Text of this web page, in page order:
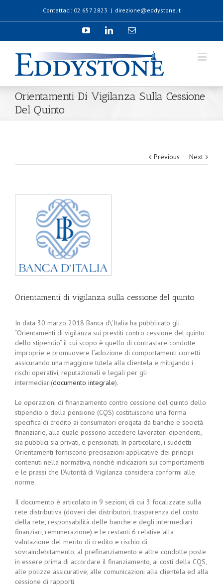
Contattaci: 02 657 2823 | direzione@eddystone.it
Orientamenti Di Vigilanza Sulla Cessione
Del Quinto
Previous Next
Orientamenti di vigilanza sulla cessione del quinto
In data 30 marzo 2018 Banca d\’Italia ha pubblicato gli
“Orientamenti di vigilanza sui prestiti contro cessione del quinto
dello stipendio” il cui scopo è quello di contrastare condotte
improprie e promuovere l’adozione di comportamenti corretti
assicurando una maggiore tutela alla clientela e mitigando i
rischi operativi, reputazionali e legali per gli
intermediari(documento integrale).
Le operazioni di finanziamento contro cessione del quinto dello
stipendio o della pensione (CQS) costituiscono una forma
specifica di credito ai consumatori erogata da banche e società
finanziarie, alla quale possono accedere lavoratori dipendenti,
sia pubblici sia privati, e pensionati. In particolare, i suddetti
Orientamenti forniscono precisazioni applicative dei principi
contenuti nella normativa, nonché indicazioni sui comportamenti
e le prassi che l’Autorità di Vigilanza considera conformi alle
norme.
Il documento è articolato in 9 sezioni, di cui 3 focalizzate sulla
rete distributiva (doveri dei distributori, trasparenza del costo
della rete, responsabilità delle banche e degli intermediari
finanziari, remunerazione) e le restanti 6 relative alla
valutazione del merito di credito e rischio di
sovraindebitamento, al prefinanziamento e altre condotte poste
in essere prima di accordare il finanziamento, ai costi della CQS,
alle polizze assicurative, alle comunicazioni alla clientela ed alla
cessione di rapporti.